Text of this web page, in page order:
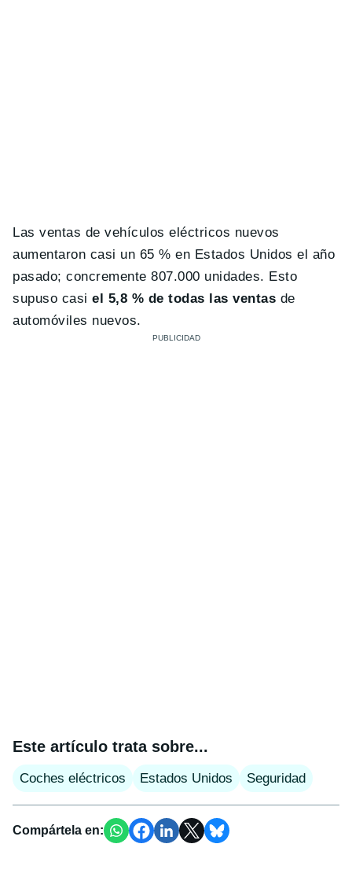
Las ventas de vehículos eléctricos nuevos
aumentaron casi un 65 % en Estados Unidos el año
pasado; concremente 807.000 unidades. Esto
supuso casiel 5,8 % de todas las ventas de
automóviles nuevos.
Este artículo trata sobre...
Coches eléctricos Estados Unidos Seguridad
Compártela en: